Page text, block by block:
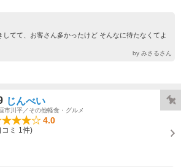
てて、お客さん多かったけど そんなに待たなくてよ
by みさるさん
じんべい
市川平／その他軽食・グルメ
4.0
コミ 1件)